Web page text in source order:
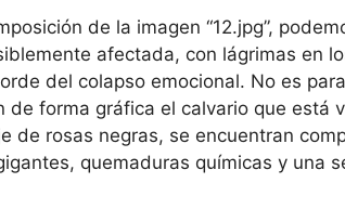
de la imagen “12.jpg”,
afectada, con lágrimas en
del colapso emocional. No es
de forma gráfica el calvario que está
de rosas negras, se encuentran
quemaduras químicas y una